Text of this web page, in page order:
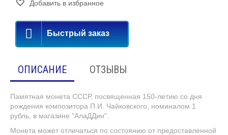
Добавить в избранное
Быстрый заказ
ОПИСАНИЕ ОТЗЫВЫ
Памятная монета СССР, посвященная 150-летию со дня
рождения композитора П.И. Чайковского, номиналом 1
рубль, в магазине "АлаДДин".
Монета может отличаться по состоянию от предоставленной